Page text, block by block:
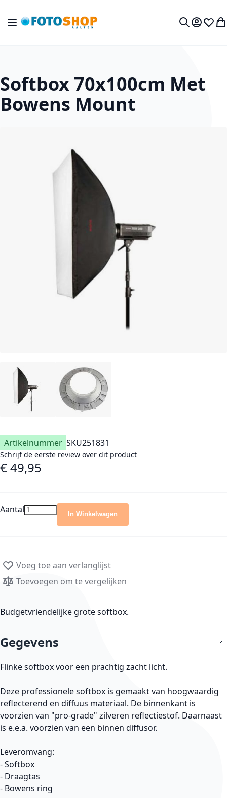
Toggle Nav
Mijn
Softbox 70x100cm Met
Bowens Mount
Artikelnummer SKU251831
Schrijf de eerste review over dit product
€ 49,95
Aantal In Winkelwagen
Voeg toe aan verlanglijst
Toevoegen om te vergelijken
Budgetvriendelijke grote softbox.
Gegevens
Flinke softbox voor een prachtig zacht licht.
Deze professionele softbox is gemaakt van hoogwaardig
reflecterend en diffuus materiaal. De binnenkant is
voorzien van "pro-grade" zilveren reflectiestof. Daarnaast
is e.e.a. voorzien van een binnen diffusor.
Leveromvang:
- Softbox
- Draagtas
- Bowens ring